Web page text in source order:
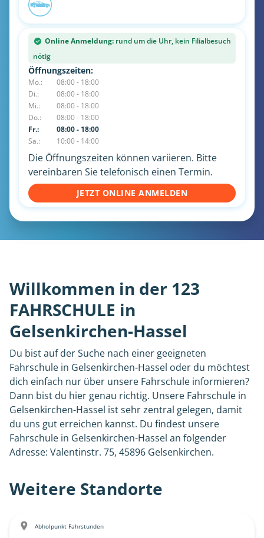
Online Anmeldung: rund um die Uhr, kein Filialbesuch
nötig
Öffnungszeiten:
Mo.:
08:00 - 18:00
Di.:
08:00 - 18:00
Mi.:
08:00 - 18:00
Do.:
08:00 - 18:00
Fr.:
08:00 - 18:00
Sa.:
10:00 - 14:00
Die Öffnungszeiten können variieren. Bitte
vereinbaren Sie telefonisch einen Termin.
JETZT ONLINE ANMELDEN
Willkommen in der 123
FAHRSCHULE in
Gelsenkirchen-Hassel
Du bist auf der Suche nach einer geeigneten
Fahrschule in Gelsenkirchen-Hassel oder du möchtest
dich einfach nur über unsere Fahrschule informieren?
Dann bist du hier genau richtig. Unsere Fahrschule in
Gelsenkirchen-Hassel ist sehr zentral gelegen, damit
du uns gut erreichen kannst. Du findest unsere
Fahrschule in Gelsenkirchen-Hassel an folgender
Adresse: Valentinstr. 75, 45896 Gelsenkirchen.
Weitere Standorte
Abholpunkt Fahrstunden